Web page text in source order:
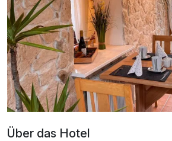
Über das Hotel